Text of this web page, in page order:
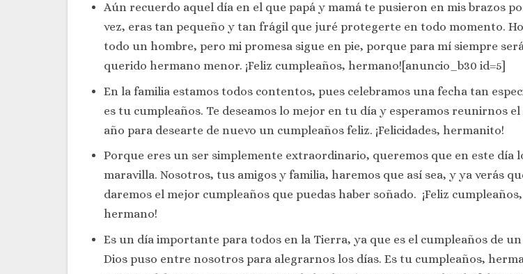
Aún recuerdo aquel día en el que papá y mamá te pusieron en mis brazos
vez, eras tan pequeño y tan frágil que juré protegerte en todo momento.
todo un hombre, pero mi promesa sigue en pie, porque para mí siempre
querido hermano menor. ¡Feliz cumpleaños, hermano![anuncio_b30 id=5]
En la familia estamos todos contentos, pues celebramos una fecha tan
es tu cumpleaños. Te deseamos lo mejor en tu día y esperamos reunirnos
año para desearte de nuevo un cumpleaños feliz. ¡Felicidades, hermanito!
Porque eres un ser simplemente extraordinario, queremos que en este día
maravilla. Nosotros, tus amigos y familia, haremos que así sea, y ya verás
daremos el mejor cumpleaños que puedas haber soñado. ¡Feliz
hermano!
Es un día importante para todos en la Tierra, ya que es el cumpleaños de
Dios puso entre nosotros para alegrarnos los días. Es tu cumpleaños,